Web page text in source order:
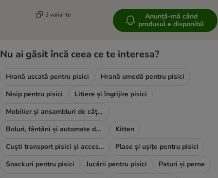
3 variante
Anunță-mă când
produsul e disponibil
Nu ai găsit încă ceea ce te interesa?
Hrană uscată pentru pisici
Hrană umedă pentru pisici
Nisip pentru pisici
Litiere și îngrijire pisici
Mobilier și ansambluri de cățărat
Boluri, fântâni și automate de hrană
Kitten
Cuști transport pisici și accesorii
Plase și ușițe pentru pisici
Snackuri pentru pisici
Jucării pentru pisici
Paturi și perne